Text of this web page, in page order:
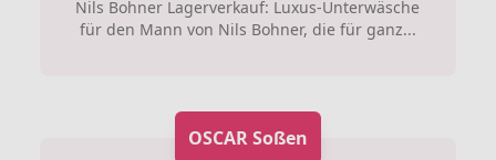
Nils Bohner Lagerverkauf: Luxus-Unterwäsche
für den Mann von Nils Bohner, die für ganz...
OSCAR Soßen